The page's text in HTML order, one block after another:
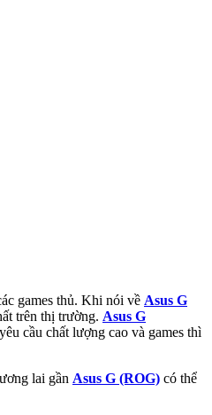
games thủ. Khi nói về Asus G
trên thị trường. Asus G
cầu chất lượng cao và games thì
lai gần Asus G (ROG) có thể